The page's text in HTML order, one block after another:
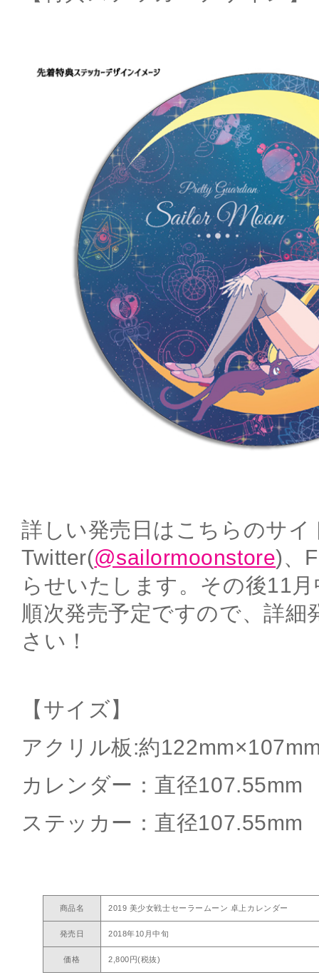
詳しい発売日はこちらのサイ
Twitter(@sailormoonstore)、
らせいたします。その後11
順次発売予定ですので、詳細
さい！
【サイズ】
アクリル板:約
カレンダー：直径107.55mm
ステッカー：直径107.55mm
商品名 2019 美少女戦士セーラームーン 卓上カレンダー
発売日 2018年10月中旬
価格 2,800円(税抜)